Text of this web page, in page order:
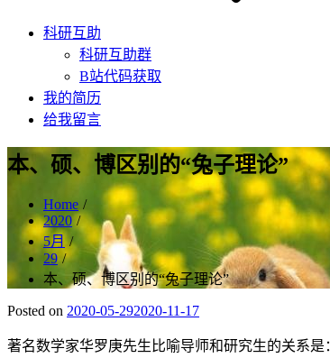
科研互助
科研互助群
B站代码获取
我的简历
给我留言
本、硕、博区别的“兔子理论”
Home
2020
5月
29
本、硕、博区别的“兔子理论”
Posted on 2020-05-292020-11-17
著名数学家华罗庚先生比喻导师和研究生的关系